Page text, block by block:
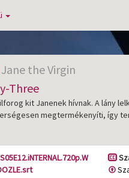
Jane the Virgin
Three
kit Janenek hívnak. A lány
megtermékenyíti, így